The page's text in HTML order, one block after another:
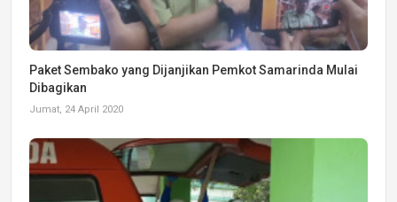
Paket Sembako yang Dijanjikan Pemkot Samarinda Mulai
Dibagikan
Jumat, 24 April 2020